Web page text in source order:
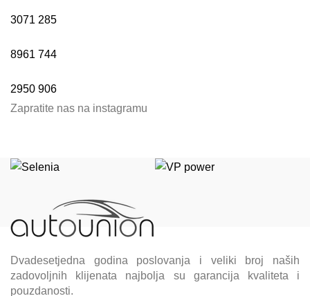
3071 285
8961 744
2950 906
Zapratite nas na instagramu
Dvadesetjedna godina poslovanja i veliki broj naših
zadovoljnih klijenata najbolja su garancija kvaliteta i
pouzdanosti.